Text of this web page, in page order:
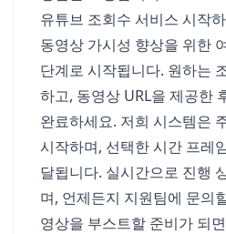
유튜브 조회수 서비스 시작
동영상 가시성 향상을 위한
단계로 시작됩니다. 원하는
하고, 동영상 URL을 제공한
완료하세요. 저희 시스템은
시작하며, 선택한 시간 프레
달됩니다. 실시간으로 진행
며, 언제든지 지원팀에 문의
영상을 부스트할 준비가 되